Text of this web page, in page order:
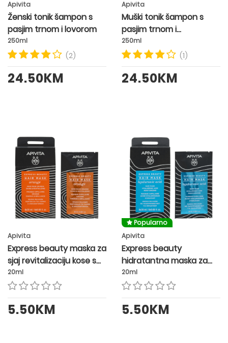
Apivita
Ženski tonik šampon s
pasjim trnom i lovorom
250ml
(2)
24.50KM
Apivita
Muški tonik šampon s
pasjim trnom i
ružmarinom
250ml
(1)
24.50KM
Apivita
Express beauty maska za
sjaj revitalizaciju kose s
narančom
20ml
5.50KM
Popularno
Apivita
Express beauty
hidratantna maska za
kosu s hijaluronskom
kiselinom
20ml
5.50KM